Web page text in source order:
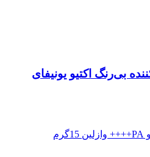
بی‌رنگ اکتیو یونیفای